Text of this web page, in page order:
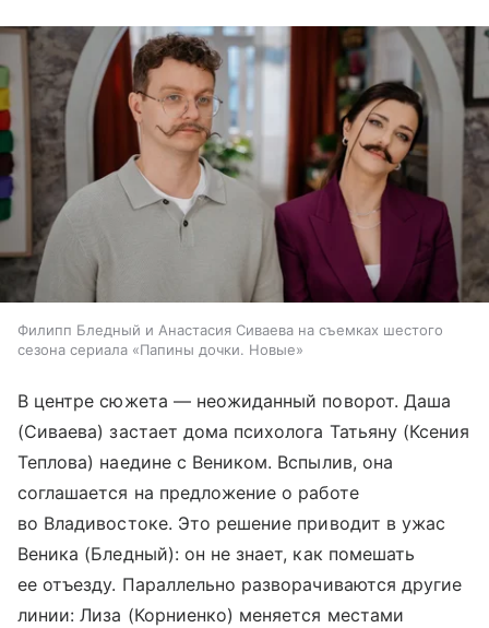
Филипп Бледный и Анастасия Сиваева на съемках шестого
сезона сериала «Папины дочки. Новые»
В центре сюжета — неожиданный поворот. Даша
(Сиваева) застает дома психолога Татьяну (Ксения
Теплова) наедине с Веником. Вспылив, она
соглашается на предложение о работе
во Владивостоке. Это решение приводит в ужас
Веника (Бледный): он не знает, как помешать
ее отъезду. Параллельно разворачиваются другие
линии: Лиза (Корниенко) меняется местами